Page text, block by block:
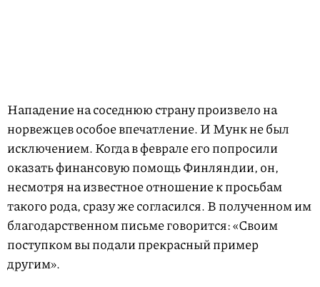
Нападение на соседнюю страну произвело на
норвежцев особое впечатление. И Мунк не был
исключением. Когда в феврале его попросили
оказать финансовую помощь Финляндии, он,
несмотря на известное отношение к просьбам
такого рода, сразу же согласился. В полученном им
благодарственном письме говорится: «Своим
поступком вы подали прекрасный пример
другим».